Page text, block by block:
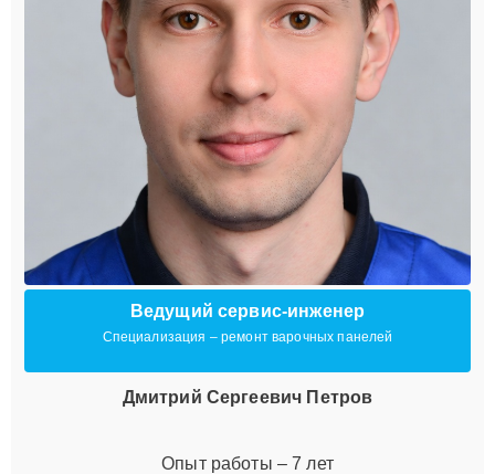
Ведущий сервис-инженер
Специализация – ремонт варочных панелей
Дмитрий Сергеевич Петров
Опыт работы – 7 лет